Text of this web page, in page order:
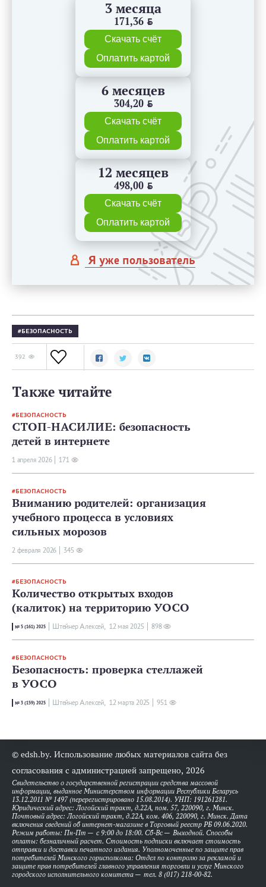
3 месяца
171,36 BYN
Скачать счёт
Оплатить картой
6 месяцев
304,20 BYN
Скачать счёт
Оплатить картой
12 месяцев
498,00 BYN
Скачать счёт
Оплатить картой
Я уже пользователь
БЕЗОПАСНОСТЬ
392
Также читайте
БЕЗОПАСНОСТЬ
СТОП-НАСИЛИЕ: безопасность
детей в интернете
1 апреля 2026 171
БЕЗОПАСНОСТЬ
Вниманию родителей: организация
учебного процесса в условиях
сильных морозов
2 февраля 2026 345
БЕЗОПАСНОСТЬ
Количество открытых входов
(калиток) на территорию УОСО
№ 5 (161) 2025 Штейнер Алексей, 12 мая 2025 898
БЕЗОПАСНОСТЬ
Безопасность: проверка стеллажей
в УОСО
№ 3 (159) 2025 Штейнер Алексей, 12 мартa 2025 951
© edsh.by. Использование любых материалов сайта без
согласования с администрацией запрещено, 2026
Свидетельство о государственной регистрации средства массовой
информации, выданное Министерством информации Республики Беларусь
13.12.2011 № 1497 (перерегистрировано 15.08.2014). УНП: 191261281.
Юридический адрес: Логойский тракт, д.22А, пом. 57, 220090, г. Минск.
Почтовый адрес: Логойский тракт, д.22А, ком. 406, 220090, г. Минск. Дата
включения сведений об интернет-магазине в Торговый реестр РБ 09.06.2020.
Режим работы: Пн-Пт — с 9:00 до 18:00. Сб-Вс — Выходной. Способы
оплаты: безналичный расчет. Стоимость подписки включает стоимость
отправки и доставки печатного издания. Уполномоченные по защите прав
потребителей Минского горисполкома: Отдел по контролю за рекламой и
защите прав потребителей главного управления торговли и услуг Минского
городского исполнительного комитета — тел. 8 (017) 218-00-82.